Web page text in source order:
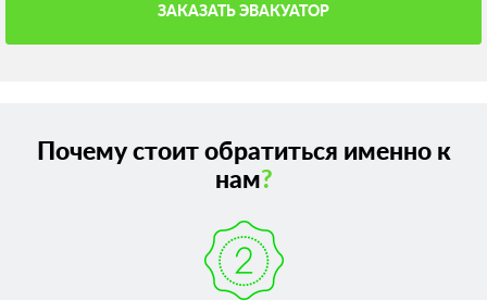
ЗАКАЗАТЬ ЭВАКУАТОР
Почему стоит обратиться именно к
нам?